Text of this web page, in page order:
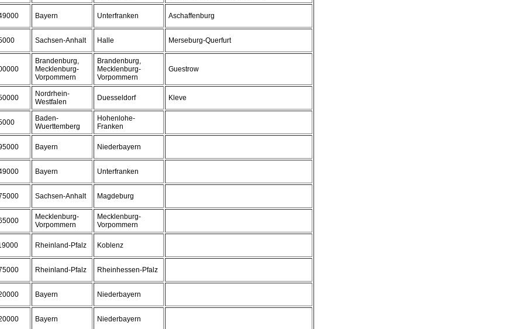
Bayern Unterfranken Aschaffenburg
Sachsen-Anhalt Halle Merseburg-Querfurt
Brandenburg,
Mecklenburg-
Vorpommern
Brandenburg,
Mecklenburg-
Vorpommern
Guestrow
Nordrhein-
Westfalen
Duesseldorf Kleve
Baden-
Wuerttemberg
Hohenlohe-
Franken
Bayern Niederbayern
Bayern Unterfranken
Sachsen-Anhalt Magdeburg
Mecklenburg-
Vorpommern
Mecklenburg-
Vorpommern
Rheinland-Pfalz Koblenz
Rheinland-Pfalz Rheinhessen-Pfalz
Bayern Niederbayern
Bayern Niederbayern